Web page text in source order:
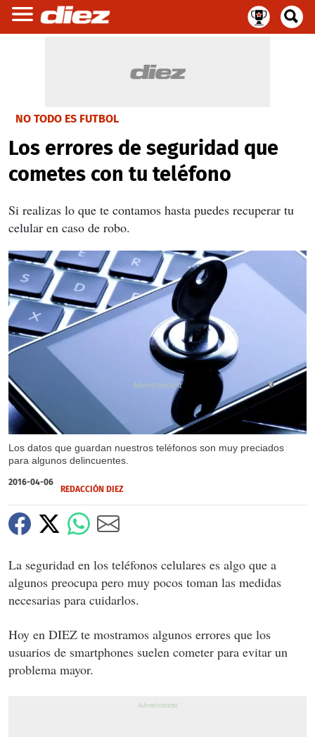
NO TODO ES FUTBOL
Los errores de seguridad que
cometes con tu teléfono
Si realizas lo que te contamos hasta puedes recuperar tu
celular en caso de robo.
Los datos que guardan nuestros teléfonos son muy preciados
para algunos delincuentes.
X
2016-04-06
REDACCIÓN DIEZ
La seguridad en los teléfonos celulares es algo que a
algunos preocupa pero muy pocos toman las medidas
necesarias para cuidarlos.
Hoy en DIEZ te mostramos algunos errores que los
usuarios de smartphones suelen cometer para evitar un
problema mayor.